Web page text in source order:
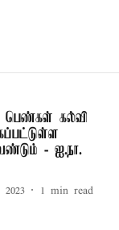
பெண்கள் கல்வி
- ஐ.நா.
2023 1 min read